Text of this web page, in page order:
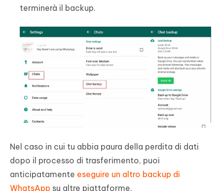
terminerà il backup.
Nel caso in cui tu abbia paura della perdita di dati
dopo il processo di trasferimento, puoi
anticipatamente eseguire un altro backup di
WhatsApp su altre piattaforme.